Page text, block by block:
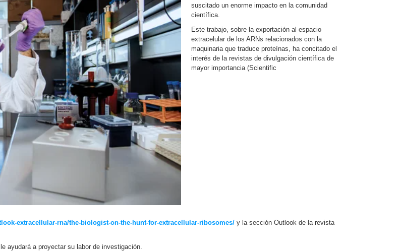
suscitado un enorme impacto en la comunidad
científica.
Este trabajo, sobre la exportación al espacio
extracelular de los ARNs relacionados con la
maquinaria que traduce proteínas, ha concitado el
interés de la revistas de divulgación científica de
mayor importancia (Scientific
extracellular-rna/the-biologist-on-the-hunt-for-extracellular-ribosomes/ y la sección Outlook de la revista
ayudará a proyectar su labor de investigación.